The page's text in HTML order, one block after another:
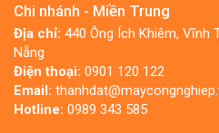
Chi nhánh - Miền Trung
Địa chỉ: 440 Ông Ích Khiêm, Vĩnh
Nẵng
Điện thoại: 0901 120 122
Email:
Hotline: 0989 343 585